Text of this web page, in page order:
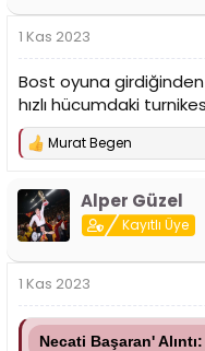
1 Kas 2023
Bost oyuna girdiğinden
hızlı hücumdaki
T
p
k
i
l
:
Murat Begen
Alper Güzel
Kayıtlı Üye
1 Kas 2023
Necati Başaran' Alıntı: